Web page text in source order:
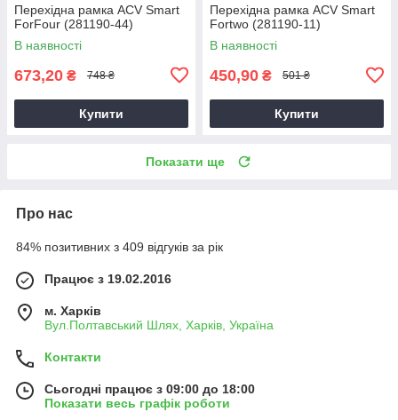
Перехідна рамка ACV Smart
ForFour (281190-44)
В наявності
673,20 ₴ 748 ₴
Купити
Перехідна рамка ACV Smart
Fortwo (281190-11)
В наявності
450,90 ₴ 501 ₴
Купити
Показати ще
Про нас
84% позитивних з 409 відгуків за рік
Працює з 19.02.2016
м. Харків
Вул.Полтавський Шлях, Харків, Україна
Контакти
Сьогодні працює з 09:00 до 18:00
Показати весь графік роботи